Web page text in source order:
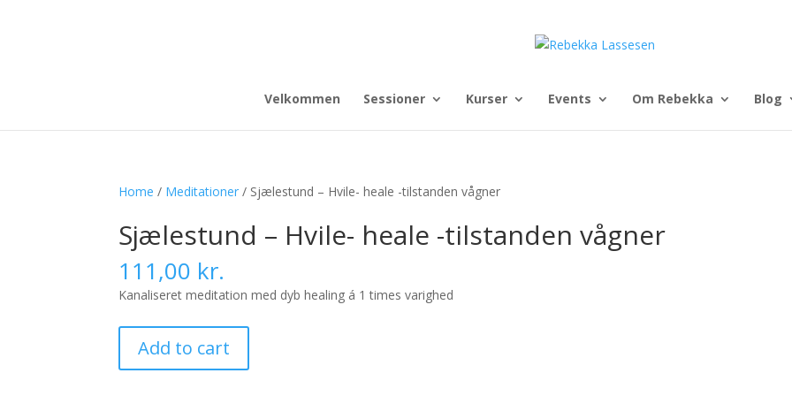
Velkommen Sessioner Kurser Events Om Rebekka Blog
Home / Meditationer / Sjælestund – Hvile- heale -tilstanden vågner
Sjælestund – Hvile- heale -tilstanden vågner
111,00 kr.
Kanaliseret meditation med dyb healing á 1 times varighed
Hvile-
Add to cart